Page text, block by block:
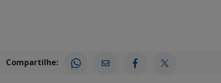
Compartilhe: